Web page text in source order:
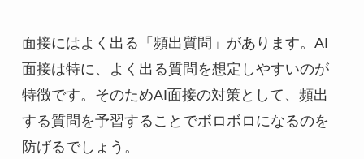
面接にはよく出る「頻出質問」があります。AI
面接は特に、よく出る質問を想定しやすいのが
特徴です。そのためAI面接の対策として、頻出
する質問を予習することでボロボロになるのを
防げるでしょう。